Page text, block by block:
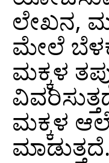
ಲೇಖನ,
ಮೇಲೆ
ಮಕ್ಕಳ
ಮಕ್ಕಳ
ಮಾಡುತ್ತದೆ.